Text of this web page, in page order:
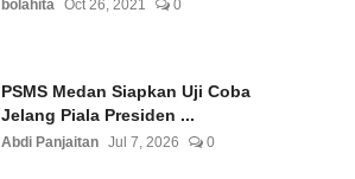
bolahita Oct 26, 2021 0
PSMS Medan Siapkan Uji Coba
Jelang Piala Presiden ...
Abdi Panjaitan Jul 7, 2026 0